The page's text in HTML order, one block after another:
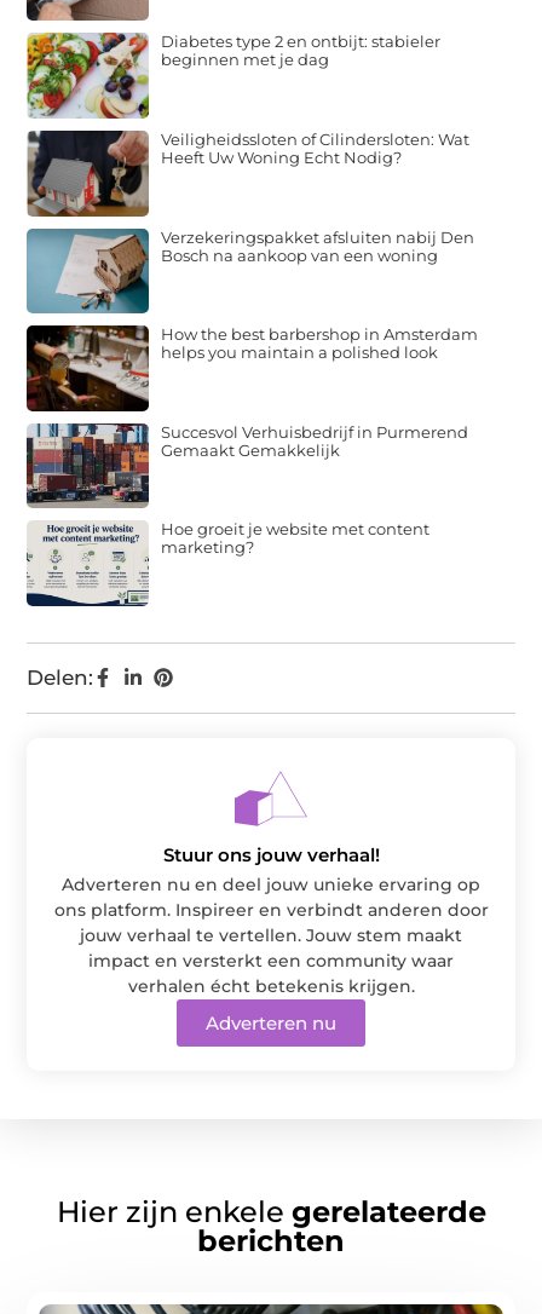
Delen:
Diabetes type 2 en ontbijt: stabieler
beginnen met je dag
Veiligheidssloten of Cilindersloten: Wat
Heeft Uw Woning Echt Nodig?
Verzekeringspakket afsluiten nabij Den
Bosch na aankoop van een woning
How the best barbershop in Amsterdam
helps you maintain a polished look
Succesvol Verhuisbedrijf in Purmerend
Gemaakt Gemakkelijk
Hoe groeit je website met content
marketing?
Stuur ons jouw verhaal!
Adverteren nu en deel jouw unieke ervaring op
ons platform. Inspireer en verbindt anderen door
jouw verhaal te vertellen. Jouw stem maakt
impact en versterkt een community waar
verhalen écht betekenis krijgen.
Adverteren nu
Hier zijn enkele gerelateerde
berichten